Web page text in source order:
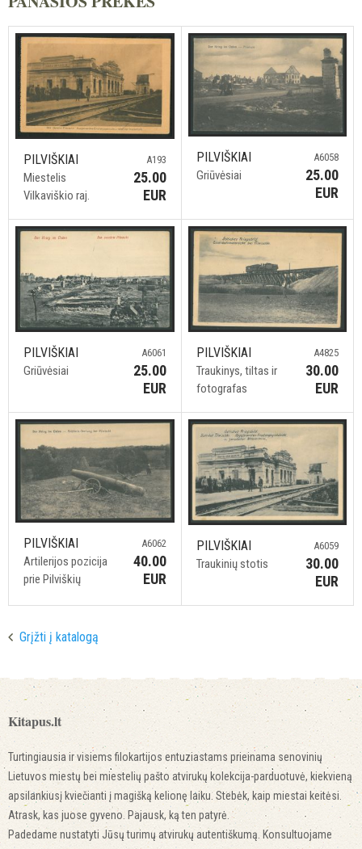
PILVIŠKIAI
Miestelis
Vilkaviškio raj.
A193
25.00
EUR
PILVIŠKIAI
Griūvėsiai
A6058
25.00
EUR
PILVIŠKIAI
Griūvėsiai
A6061
25.00
EUR
PILVIŠKIAI
Traukinys, tiltas ir
fotografas
A4825
30.00
EUR
PILVIŠKIAI
Artilerijos pozicija
prie Pilviškių
A6062
40.00
EUR
PILVIŠKIAI
Traukinių stotis
A6059
30.00
EUR
Grįžti į katalogą
Kitapus.lt
Turtingiausia ir visiems filokartijos entuziastams prieinama senovinių
Lietuvos miestų bei miestelių pašto atvirukų kolekcija-parduotuvė, kiekvieną
apsilankiusį kviečianti į magišką kelionę laiku. Stebėk, kaip miestai keitėsi.
Atrask, kas juose gyveno. Pajausk, ką ten patyrė.
Padedame nustatyti Jūsų turimų atvirukų autentiškumą. Konsultuojame